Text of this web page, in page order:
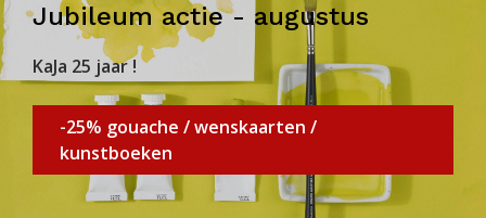
Jubileum actie - augustus
KaJa 25 jaar !
-25% gouache / wenskaarten /
kunstboeken